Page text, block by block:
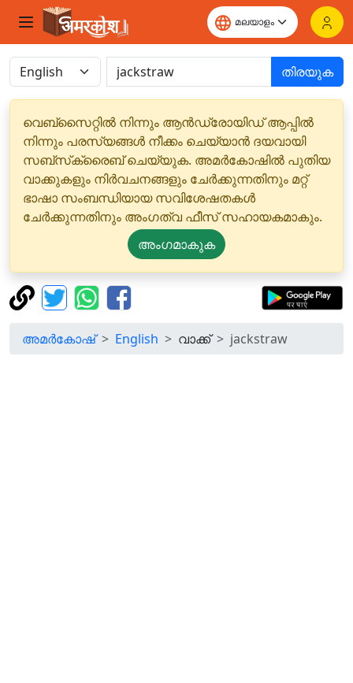
തിരയുക
വെബ്‌സൈറ്റിൽ നിന്നും ആൻഡ്രോയിഡ് ആപ്പിൽ
നിന്നും പരസ്യങ്ങൾ നീക്കം ചെയ്യാൻ ദയവായി
സബ്‌സ്‌ക്രൈബ് ചെയ്യുക. അമർകോഷിൽ പുതിയ
വാക്കുകളും നിർവചനങ്ങളും ചേർക്കുന്നതിനും മറ്റ്
ഭാഷാ സംബന്ധിയായ സവിശേഷതകൾ
ചേർക്കുന്നതിനും അംഗത്വ ഫീസ് സഹായകമാകും.
അംഗമാകുക
അമർകോഷ് English വാക്ക് jackstraw